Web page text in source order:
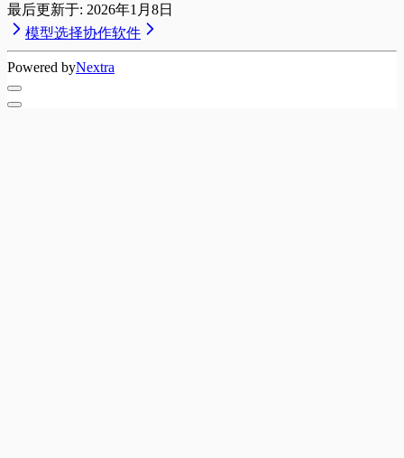
最后更新于: 2026年1月8日
模型选择协作软件
Powered byNextra